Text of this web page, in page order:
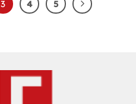
3 4 5